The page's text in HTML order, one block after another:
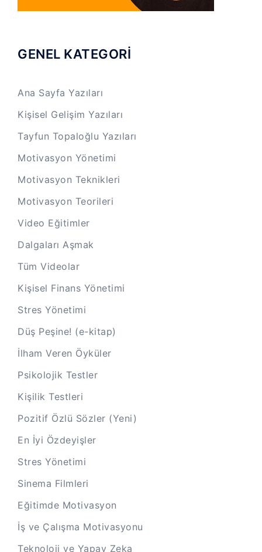
GENEL KATEGORİ
Ana Sayfa Yazıları
Kişisel Gelişim Yazıları
Tayfun Topaloğlu Yazıları
Motivasyon Yönetimi
Motivasyon Teknikleri
Motivasyon Teorileri
Video Eğitimler
Dalgaları Aşmak
Tüm Videolar
Kişisel Finans Yönetimi
Stres Yönetimi
Düş Peşine! (e-kitap)
İlham Veren Öyküler
Psikolojik Testler
Kişilik Testleri
Pozitif Özlü Sözler (Yeni)
En İyi Özdeyişler
Stres Yönetimi
Sinema Filmleri
Eğitimde Motivasyon
İş ve Çalışma Motivasyonu
Teknoloji ve Yapay Zeka